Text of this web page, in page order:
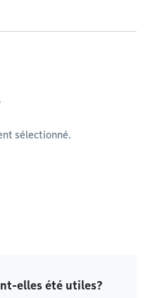
sélectionné.
elles été utiles?